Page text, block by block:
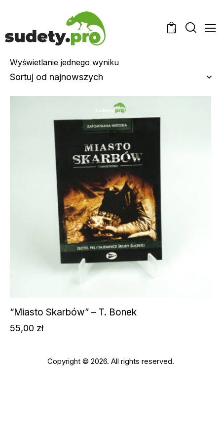
0
Wyświetlanie jednego wyniku
“Miasto Skarbów” – T. Bonek
55,00 zł
Copyright © 2026. All rights reserved.